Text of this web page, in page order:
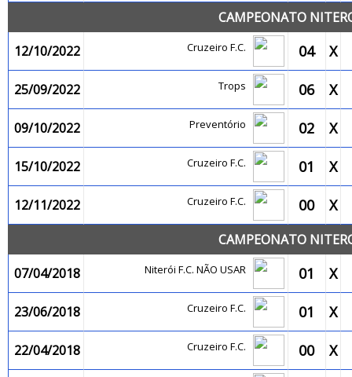
CAMPEONATO
12/10/2022
Cruzeiro F.C. 04 X
25/09/2022 Trops 06 X
09/10/2022 Preventório 02 X
15/10/2022 Cruzeiro F.C. 01 X
12/11/2022 Cruzeiro F.C. 00 X
CAMPEONATO
07/04/2018
Niterói F.C. NÃO USAR 01 X
23/06/2018 Cruzeiro F.C. 01 X
22/04/2018 Cruzeiro F.C. 00 X